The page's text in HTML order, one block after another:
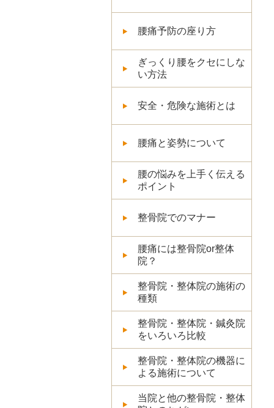
腰痛予防の座り方
ぎっくり腰をクセにしな
い方法
安全・危険な施術とは
腰痛と姿勢について
腰の悩みを上手く伝える
ポイント
整骨院でのマナー
腰痛には整骨院or整体
院？
整骨院・整体院の施術の
種類
整骨院・整体院・鍼灸院
をいろいろ比較
整骨院・整体院の機器に
よる施術について
当院と他の整骨院・整体